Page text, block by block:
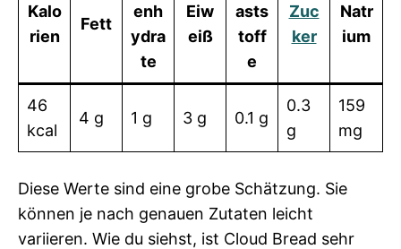
Kalo
rien
Fett
enh
ydra
te
Eiw
eiß
asts
toff
e
Zuc
ker
Natr
ium
46
kcal
4 g 1 g 3 g 0.1 g
0.3
g
159
mg
Diese Werte sind eine grobe Schätzung. Sie
können je nach genauen Zutaten leicht
variieren. Wie du siehst, ist Cloud Bread sehr